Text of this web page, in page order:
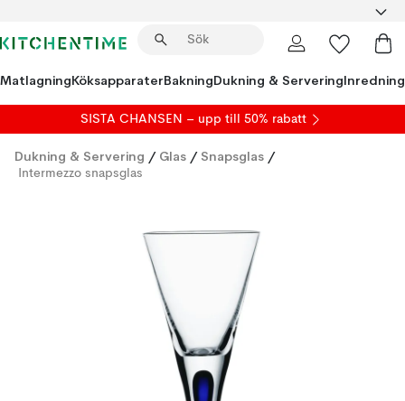
MatlagningKöksapparaterBakningDukning & ServeringInredning
SISTA CHANSEN – upp till 50% rabatt
Dukning & Servering / Glas / Snapsglas /
Intermezzo snapsglas